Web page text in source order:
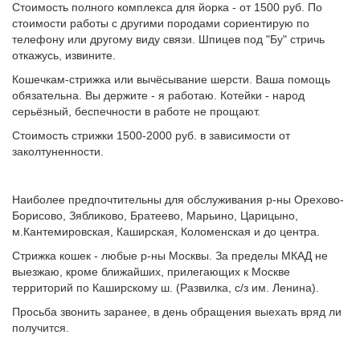
Стоимость полного комплекса для йорка - от 1500 руб. По
стоимости работы с другими породами сориентирую по
телефону или другому виду связи. Шпицев под "Бу" стричь
откажусь, извините.
Кошечкам-стрижка или вычёсывание шерсти. Ваша помощь
обязательна. Вы держите - я работаю. Котейки - народ
серьёзный, беспечности в работе не прощают.
Стоимость стрижки 1500-2000 руб. в зависимости от
заколтуненности.
Наиболее предпочтительны для обслуживания р-ны Орехово-
Борисово, Зябликово, Братеево, Марьино, Царицыно,
м.Кантемировская, Каширская, Коломенская и до центра.
Стрижка кошек - любые р-ны Москвы. За пределы МКАД не
выезжаю, кроме ближайших, прилегающих к Москве
территорий по Каширскому ш. (Развилка, с/з им. Ленина).
Просьба звонить заранее, в день обращения выехать вряд ли
получится.